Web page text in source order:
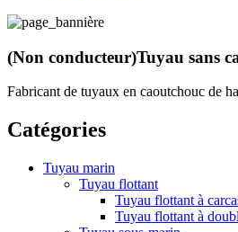
(Non conducteur)Tuyau sans
Fabricant de tuyaux en caoutchouc de
Catégories
Tuyau marin
Tuyau flottant
Tuyau flottant à
Tuyau flottant à